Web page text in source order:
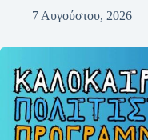
7 Αυγούστου, 2026